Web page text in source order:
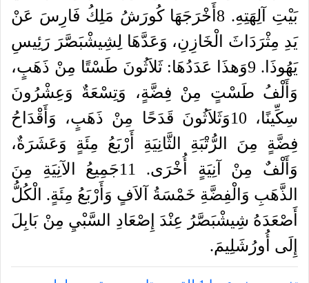
بَيْتِ
آلِهَتِهِ.
8 أَخْرَجَهَا كُورَشُ مَلِكُ فَارِسَ عَنْ
يَدِ مِثْرَدَاثَ الْخَازِنِ، وَعَدَّهَا لِشِيشْبَصَّرَ رَئِيسِ
يَهُوذَا .
9وَهذَا عَدَدُهَا:ثَلاَثُونَ طَسْتًا مِنْ ذَهَبٍ،
وَأَلْفُ طَسْتٍ مِنْ فِضَّةٍ، وَتِسْعَةٌ وَعِشْرُونَ
سِكِّينًا، 10وَثَلاَثُونَ قَدَحًا مِنْ ذَهَبٍ،
وَأَقْدَاحُ
فِضَّةٍ
مِنَ الرُّتْبَةِ الثَّانِيَةِ أَرْبَعُ مِئَةٍ
وَعَشَرَةٌ،
وَأَلْفٌ
مِنْ آنِيَةٍ أُخْرَى.
11جَمِيعُ الآنِيَةِ
مِنَ
الذَّهَبِ وَالْفِضَّةِ خَمْسَةُ آلاَفٍ وَأَرْبَعُ مِئَةٍ.
الْكُلُّ
أَصْعَدَهُ شِيشْبَصَّرُ عِنْدَ إِصْعَادِ السَّبْيِ مِنْ بَابِلَ
إِلَى
أُورُشَلِيمَ.